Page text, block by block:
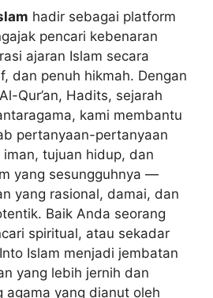
hadir sebagai platform
pencari kebenaran
ajaran Islam secara
dan penuh hikmah. Dengan
Qur’an, Hadits, sejarah
kami membantu
pertanyaan-pertanyaan
tujuan hidup, dan
yang sesungguhnya —
yang rasional, damai, dan
Baik Anda seorang
spiritual, atau sekadar
Islam menjadi jembatan
yang lebih jernih dan
agama yang dianut oleh